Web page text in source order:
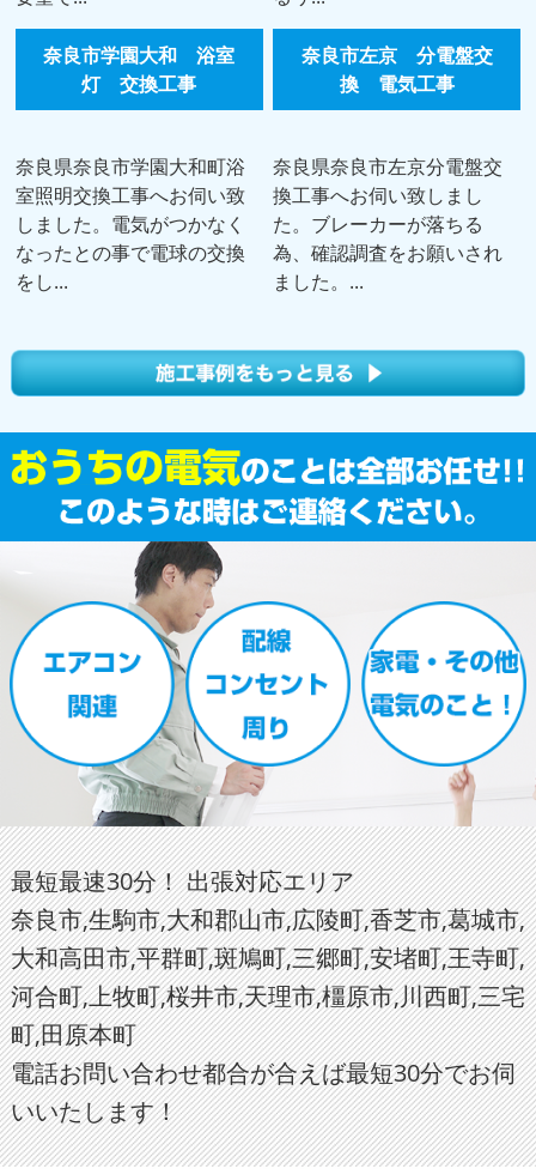
奈良市学園大和 浴室
灯 交換工事
奈良県奈良市学園大和町浴
室照明交換工事へお伺い致
しました。電気がつかなく
なったとの事で電球の交換
をし...
奈良市左京 分電盤交
換 電気工事
奈良県奈良市左京分電盤交
換工事へお伺い致しまし
た。ブレーカーが落ちる
為、確認調査をお願いされ
ました。...
最短最速30分！ 出張対応エリア
奈良市,生駒市,大和郡山市,広陵町,香芝市,葛城市,
大和高田市,平群町,斑鳩町,三郷町,安堵町,王寺町,
河合町,上牧町,桜井市,天理市,橿原市,川西町,三宅
町,田原本町
電話お問い合わせ都合が合えば最短30分でお伺
いいたします！